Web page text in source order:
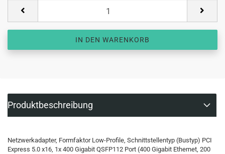
Produktbeschreibung
Netzwerkadapter, Formfaktor Low-Profile, Schnittstellentyp (Bustyp) PCI
Express 5.0 x16, 1x 400 Gigabit QSFP112 Port (400 Gigabit Ethernet, 200